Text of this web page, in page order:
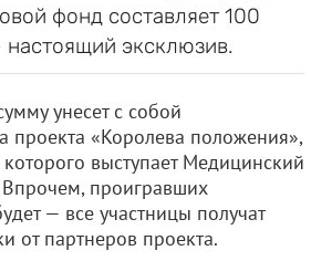
фонд составляет 100
эксклюзив.
унесет с собой
проекта «Королева положения»,
выступает Медицинский
проигравших
— все участницы получат
от партнеров проекта.